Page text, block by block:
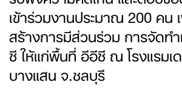
เข้าร่วมงานประมาณ 200 คน
สร้างการมีส่วนร่วม การจัด
ซี ให้แก่พื้นที่ อีอีซี ณ โรงแรมเ
บางแสน จ.ชลบุรี